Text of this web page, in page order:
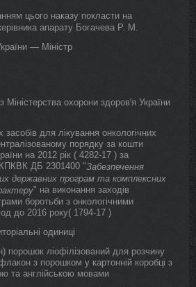
цього наказу покласти на
апарату Богачева Р. М.
— Міністр
охорони здоров'я України
для лікування онкологічних
порядку за кошти
на 2012 рік ( 4282-17 ) за
ДБ 2301400 "Забезпечення
державних програм та комплексних
" на виконання заходів
боротьби з онкологічними
до 2016 року( 1794-17 )
одиниці
ліофілізований для розчину
з порошком у картонній коробці з
та англійською мовами